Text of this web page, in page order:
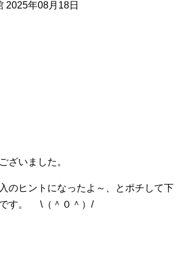
2025年08月18日
ざいました。
のヒントになったよ～、とポチして下
です。 \（＾０＾）/